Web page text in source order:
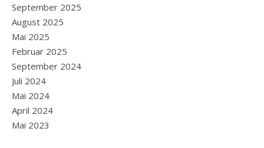
September 2025
August 2025
Mai 2025
Februar 2025
September 2024
Juli 2024
Mai 2024
April 2024
Mai 2023